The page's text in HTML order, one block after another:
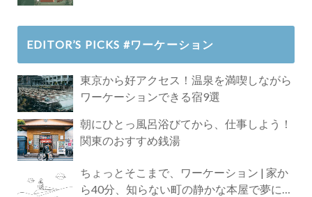
EDITOR’S PICKS #ワーケーション
東京から好アクセス！温泉を満喫しながら
ワーケーションできる宿9選
朝にひとっ風呂浴びてから、仕事しよう！
関東のおすすめ銭湯
ちょっとそこまで、ワーケーション | 家か
ら40分、知らない町の静かな本屋で夢に近